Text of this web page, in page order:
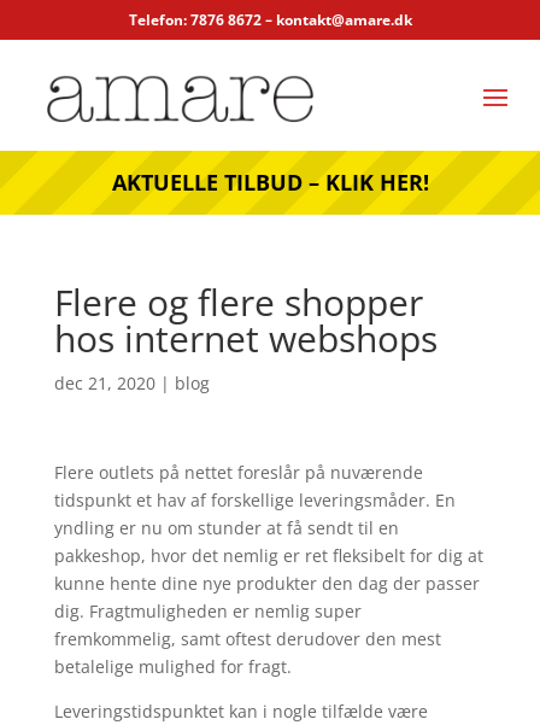
Telefon: 7876 8672 – kontakt@amare.dk
AKTUELLE TILBUD – KLIK HER!
Flere og flere shopper
hos internet webshops
dec 21, 2020| blog
Flere outlets på nettet foreslår på nuværende
tidspunkt et hav af forskellige leveringsmåder. En
yndling er nu om stunder at få sendt til en
pakkeshop, hvor det nemlig er ret fleksibelt for dig at
kunne hente dine nye produkter den dag der passer
dig. Fragtmuligheden er nemlig super
fremkommelig, samt oftest derudover den mest
betalelige mulighed for fragt.
Leveringstidspunktet kan i nogle tilfælde være